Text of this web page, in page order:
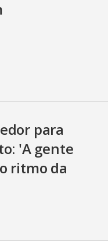
para
'A gente
ritmo da